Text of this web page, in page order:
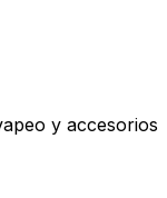
y accesorios